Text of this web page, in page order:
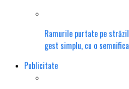
Ramurile purtate pe
gest simplu, cu o
Publicitate